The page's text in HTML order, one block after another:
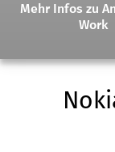
Mehr Infos zu
Work